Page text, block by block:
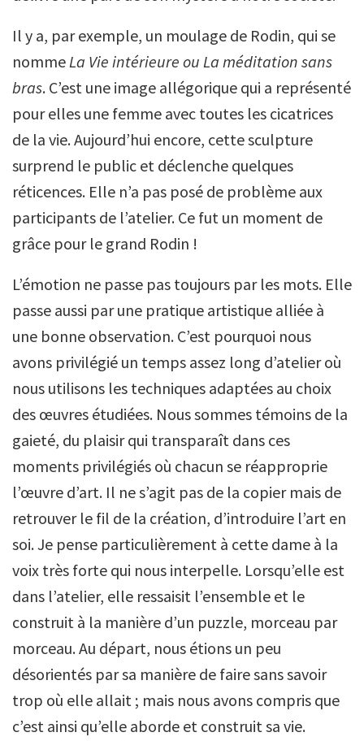
Il y a, par exemple, un moulage de Rodin, qui se
nommeLa Vie intérieure ou La méditation sans
bras. C’est une image allégorique qui a représenté
pour elles une femme avec toutes les cicatrices
de la vie. Aujourd’hui encore, cette sculpture
surprend le public et déclenche quelques
réticences. Elle n’a pas posé de problème aux
participants de l’atelier. Ce fut un moment de
grâce pour le grand Rodin !
L’émotion ne passe pas toujours par les mots. Elle
passe aussi par une pratique artistique alliée à
une bonne observation. C’est pourquoi nous
avons privilégié un temps assez long d’atelier où
nous utilisons les techniques adaptées au choix
des œuvres étudiées. Nous sommes témoins de la
gaieté, du plaisir qui transparaît dans ces
moments privilégiés où chacun se réapproprie
l’œuvre d’art. Il ne s’agit pas de la copier mais de
retrouver le fil de la création, d’introduire l’art en
soi. Je pense particulièrement à cette dame à la
voix très forte qui nous interpelle. Lorsqu’elle est
dans l’atelier, elle ressaisit l’ensemble et le
construit à la manière d’un puzzle, morceau par
morceau. Au départ, nous étions un peu
désorientés par sa manière de faire sans savoir
trop où elle allait ; mais nous avons compris que
c’est ainsi qu’elle aborde et construit sa vie.